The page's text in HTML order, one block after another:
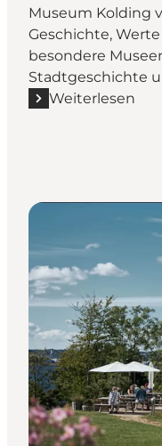
Museum Kolding
Geschichte,
besondere
Stadtgeschichte
Weiterlesen
Mehr erfahren